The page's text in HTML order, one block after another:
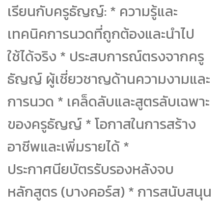
เรียนกับครูธัญญ์: * ความรู้และ
เทคนิคการนวดที่ถูกต้องและนำไป
ใช้ได้จริง * ประสบการณ์ตรงจากครู
ธัญญ์ ผู้เชี่ยวชาญด้านความงามและ
การนวด * เคล็ดลับและสูตรลับเฉพาะ
ของครูธัญญ์ * โอกาสในการสร้าง
อาชีพและเพิ่มรายได้ *
ประกาศนียบัตรรับรองหลังจบ
หลักสูตร (บางคอร์ส) * การสนับสนุน